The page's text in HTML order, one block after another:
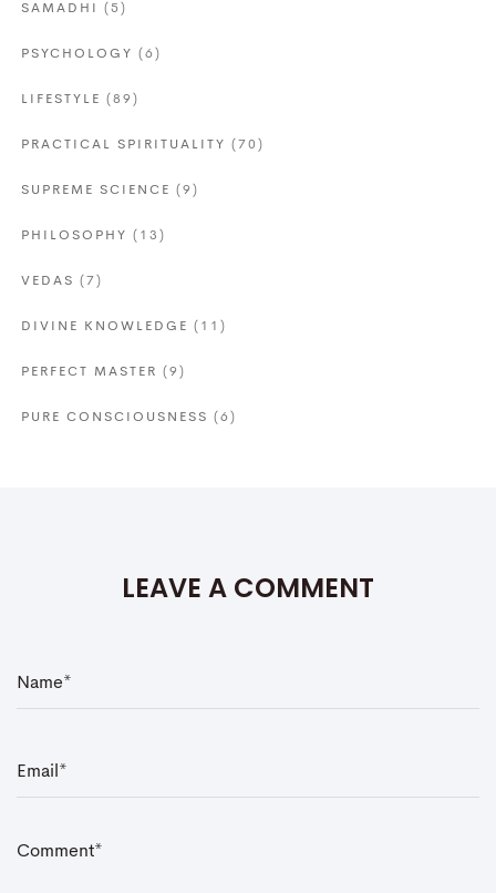
SAMADHI (5)
PSYCHOLOGY (6)
LIFESTYLE (89)
PRACTICAL SPIRITUALITY (70)
SUPREME SCIENCE (9)
PHILOSOPHY (13)
VEDAS (7)
DIVINE KNOWLEDGE (11)
PERFECT MASTER (9)
PURE CONSCIOUSNESS (6)
LEAVE A COMMENT
Name*
Email*
Comment*